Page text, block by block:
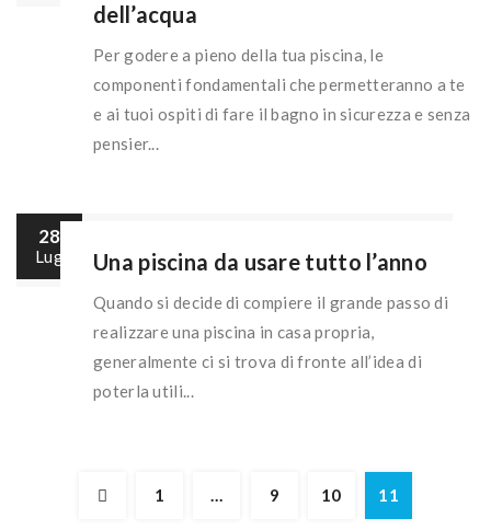
dell’acqua
Per godere a pieno della tua piscina, le
componenti fondamentali che permetteranno a te
e ai tuoi ospiti di fare il bagno in sicurezza e senza
pensier...
28
Lug Una piscina da usare tutto l’anno
Quando si decide di compiere il grande passo di
realizzare una piscina in casa propria,
generalmente ci si trova di fronte all’idea di
poterla utili...
1 … 9 10 11